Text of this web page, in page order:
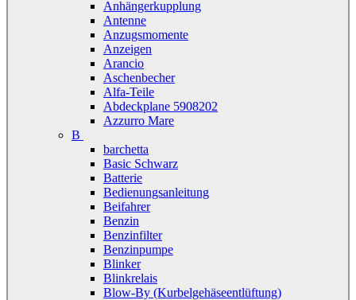
Anhängerkupplung
Antenne
Anzugsmomente
Anzeigen
Arancio
Aschenbecher
Alfa-Teile
Abdeckplane 5908202
Azzurro Mare
B
barchetta
Basic Schwarz
Batterie
Bedienungsanleitung
Beifahrer
Benzin
Benzinfilter
Benzinpumpe
Blinker
Blinkrelais
Blow-By (Kurbelgehäseentlüftung)